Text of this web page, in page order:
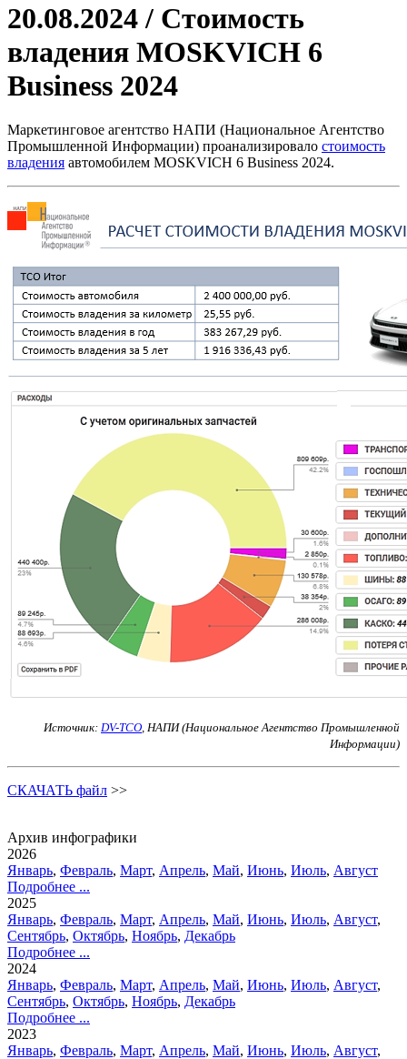
20.08.2024 / Стоимость
владения MOSKVICH 6
Business 2024
Маркетинговое агентство НАПИ (Национальное Агентство
Промышленной Информации) проанализировало стоимость
владения автомобилем MOSKVICH 6 Business 2024.
Источник: DV-TCO, НАПИ (Национальное Агентство Промышленной
Информации)
СКАЧАТЬ файл >>
Архив инфографики
2026
Январь, Февраль, Март, Апрель, Май, Июнь, Июль, Август
Подробнее ...
2025
Январь, Февраль, Март, Апрель, Май, Июнь, Июль, Август,
Сентябрь, Октябрь, Ноябрь, Декабрь
Подробнее ...
2024
Январь, Февраль, Март, Апрель, Май, Июнь, Июль, Август,
Сентябрь, Октябрь, Ноябрь, Декабрь
Подробнее ...
2023
Январь, Февраль, Март, Апрель, Май, Июнь, Июль, Август,